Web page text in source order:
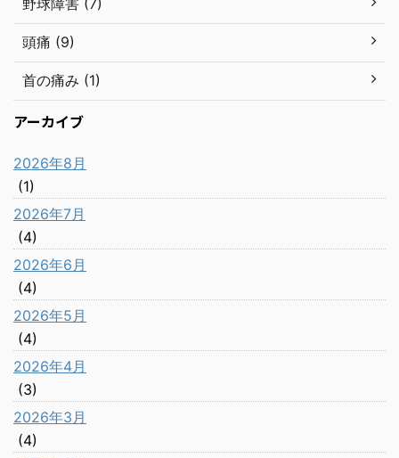
野球障害 (7)
頭痛 (9)
首の痛み (1)
アーカイブ
2026年8月
(1)
2026年7月
(4)
2026年6月
(4)
2026年5月
(4)
2026年4月
(3)
2026年3月
(4)